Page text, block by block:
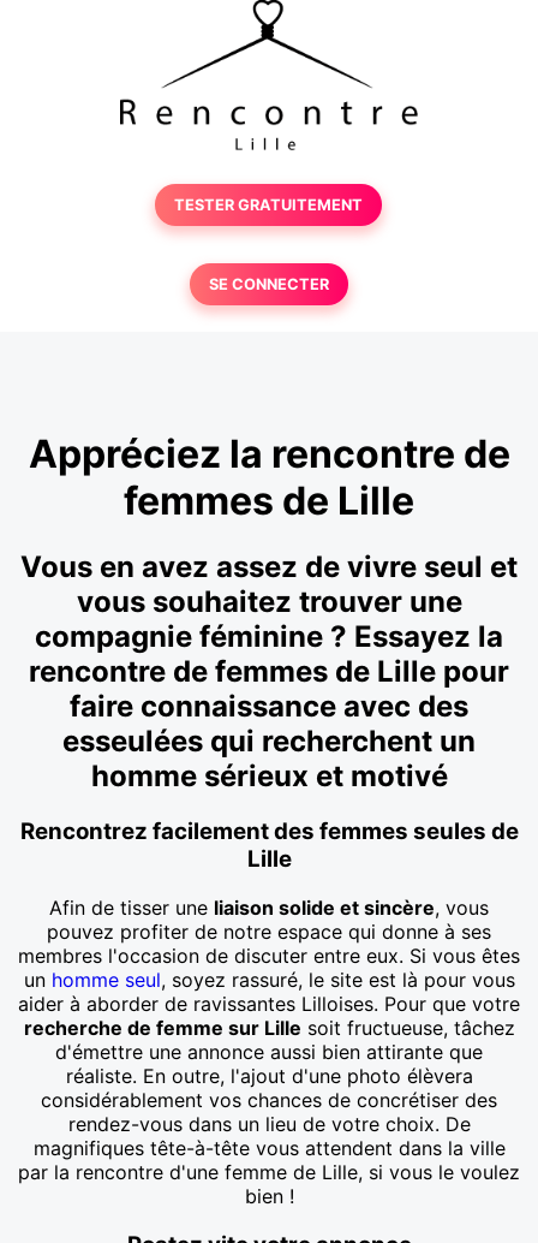
TESTER GRATUITEMENT
SE CONNECTER
Appréciez la rencontre de
femmes de Lille
Vous en avez assez de vivre seul et
vous souhaitez trouver une
compagnie féminine ? Essayez la
rencontre de femmes de Lille pour
faire connaissance avec des
esseulées qui recherchent un
homme sérieux et motivé
Rencontrez facilement des femmes seules de
Lille
Afin de tisser une liaison solide et sincère, vous
pouvez profiter de notre espace qui donne à ses
membres l'occasion de discuter entre eux. Si vous êtes
un homme seul, soyez rassuré, le site est là pour vous
aider à aborder de ravissantes Lilloises. Pour que votre
recherche de femme sur Lille soit fructueuse, tâchez
d'émettre une annonce aussi bien attirante que
réaliste. En outre, l'ajout d'une photo élèvera
considérablement vos chances de concrétiser des
rendez-vous dans un lieu de votre choix. De
magnifiques tête-à-tête vous attendent dans la ville
par la rencontre d'une femme de Lille, si vous le voulez
bien !